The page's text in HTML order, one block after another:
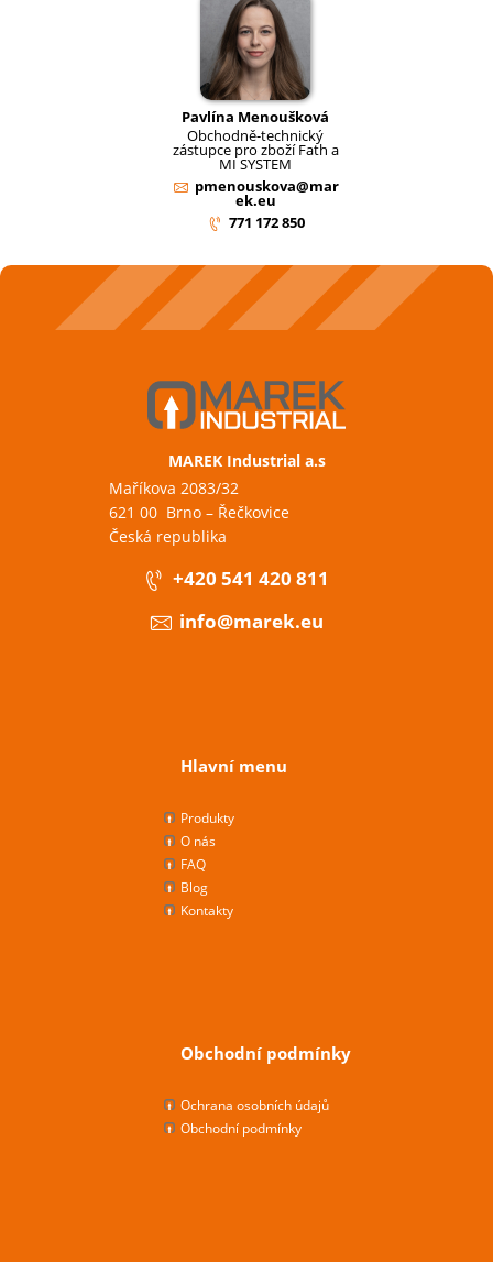
Pavlína Menoušková
Obchodně-technický
zástupce pro zboží Fath a
MI SYSTEM
pmenouskova@mar
ek.eu
771 172 850
MAREK Industrial a.s
Maříkova 2083/32
621 00 Brno – Řečkovice
Česká republika
+420 541 420 811
info@marek.eu
Hlavní menu
Produkty
O nás
FAQ
Blog
Kontakty
Obchodní podmínky
Ochrana osobních údajů
Obchodní podmínky